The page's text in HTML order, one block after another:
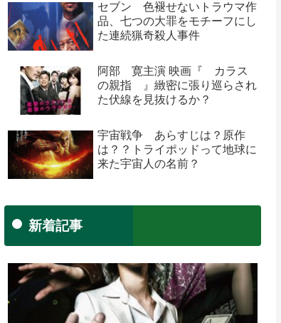
セブン 色褪せないトラウマ作
品、七つの大罪をモチーフにし
た連続猟奇殺人事件
阿部 寛主演 映画『 カラス
の親指 』緻密に張り巡らされ
た伏線を見抜けるか？
宇宙戦争 あらすじは？原作
は？？トライポッドって地球に
来た宇宙人の名前？
新着記事